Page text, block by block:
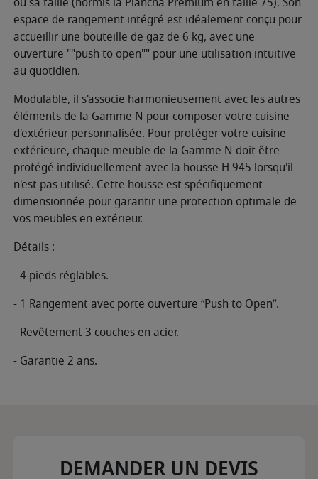
espace de rangement intégré est idéalement conçu pour
accueillir une bouteille de gaz de 6 kg, avec une
ouverture ""push to open"" pour une utilisation intuitive
au quotidien.
Modulable, il s'associe harmonieusement avec les autres
éléments de la Gamme N pour composer votre cuisine
d'extérieur personnalisée. Pour protéger votre cuisine
extérieure, chaque meuble de la Gamme N doit être
protégé individuellement avec la housse H 945 lorsqu'il
n'est pas utilisé. Cette housse est spécifiquement
dimensionnée pour garantir une protection optimale de
vos meubles en extérieur.
Détails :
- 4 pieds réglables.
- 1 Rangement avec porte ouverture “Push to Open”.
- Revêtement 3 couches en acier.
- Garantie 2 ans.
DEMANDER UN DEVIS